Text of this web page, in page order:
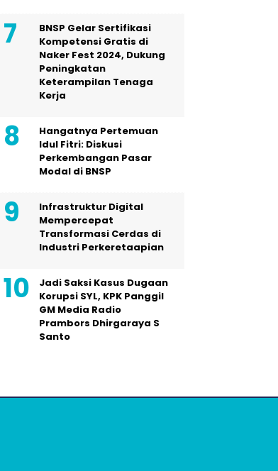
BNSP Gelar Sertifikasi
Kompetensi Gratis di
Naker Fest 2024, Dukung
Peningkatan
Keterampilan Tenaga
Kerja
Hangatnya Pertemuan
Idul Fitri: Diskusi
Perkembangan Pasar
Modal di BNSP
Infrastruktur Digital
Mempercepat
Transformasi Cerdas di
Industri Perkeretaapian
Jadi Saksi Kasus Dugaan
Korupsi SYL, KPK Panggil
GM Media Radio
Prambors Dhirgaraya S
Santo